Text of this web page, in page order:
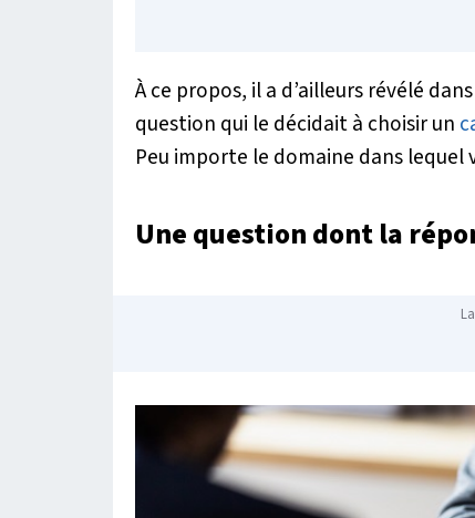
À ce propos, il a d’ailleurs révélé
question qui le décidait à choisir un
Peu importe le domaine dans
Une question dont la